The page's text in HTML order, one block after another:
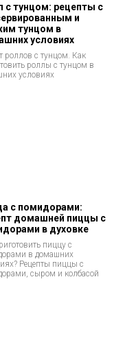
с тунцом: рецепты с
и
тунцом в
условиях
роллов с тунцом. Как
роллы с тунцом в
условиях
с помидорами:
домашней пиццы с
в духовке
пиццу с
в домашних
Рецепты пиццы с
сыром и колбасой